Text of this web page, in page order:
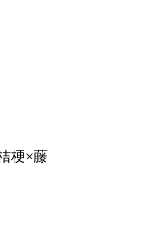
梗×藤